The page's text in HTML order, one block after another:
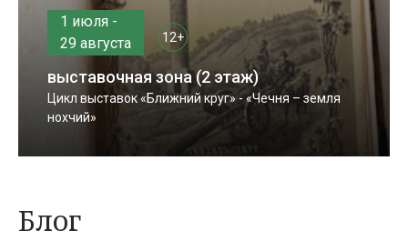
1 июля -
29 августа
12+
выставочная зона (2 этаж)
Цикл выставок «Ближний круг» - «Чечня – земля
нохчий»
Блог